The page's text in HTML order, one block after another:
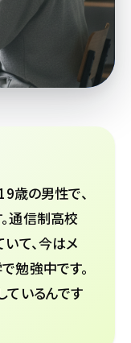
歳の男性で、
通信制高校
て、今はメ
勉強中です。
いるんです